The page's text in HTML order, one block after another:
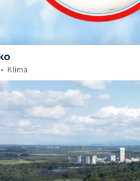
Klima